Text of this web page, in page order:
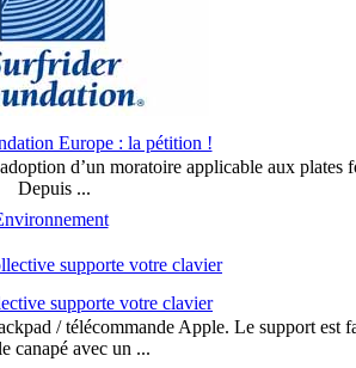
Europe : la pétition !
d’un moratoire applicable aux
Depuis ...
supporte votre clavier
/ télécommande Apple. Le support est
canapé avec un ...